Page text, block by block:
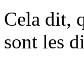
Cela dit,
sont les